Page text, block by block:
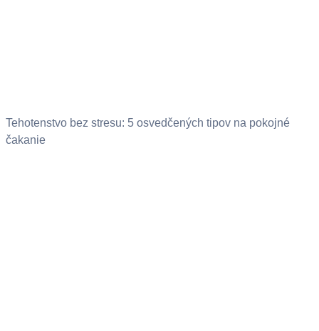
Tehotenstvo bez stresu: 5 osvedčených tipov na pokojné
čakanie